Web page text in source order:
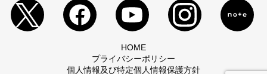
HOME
プライバシーポリシー
個人情報及び特定個人情報保護方針